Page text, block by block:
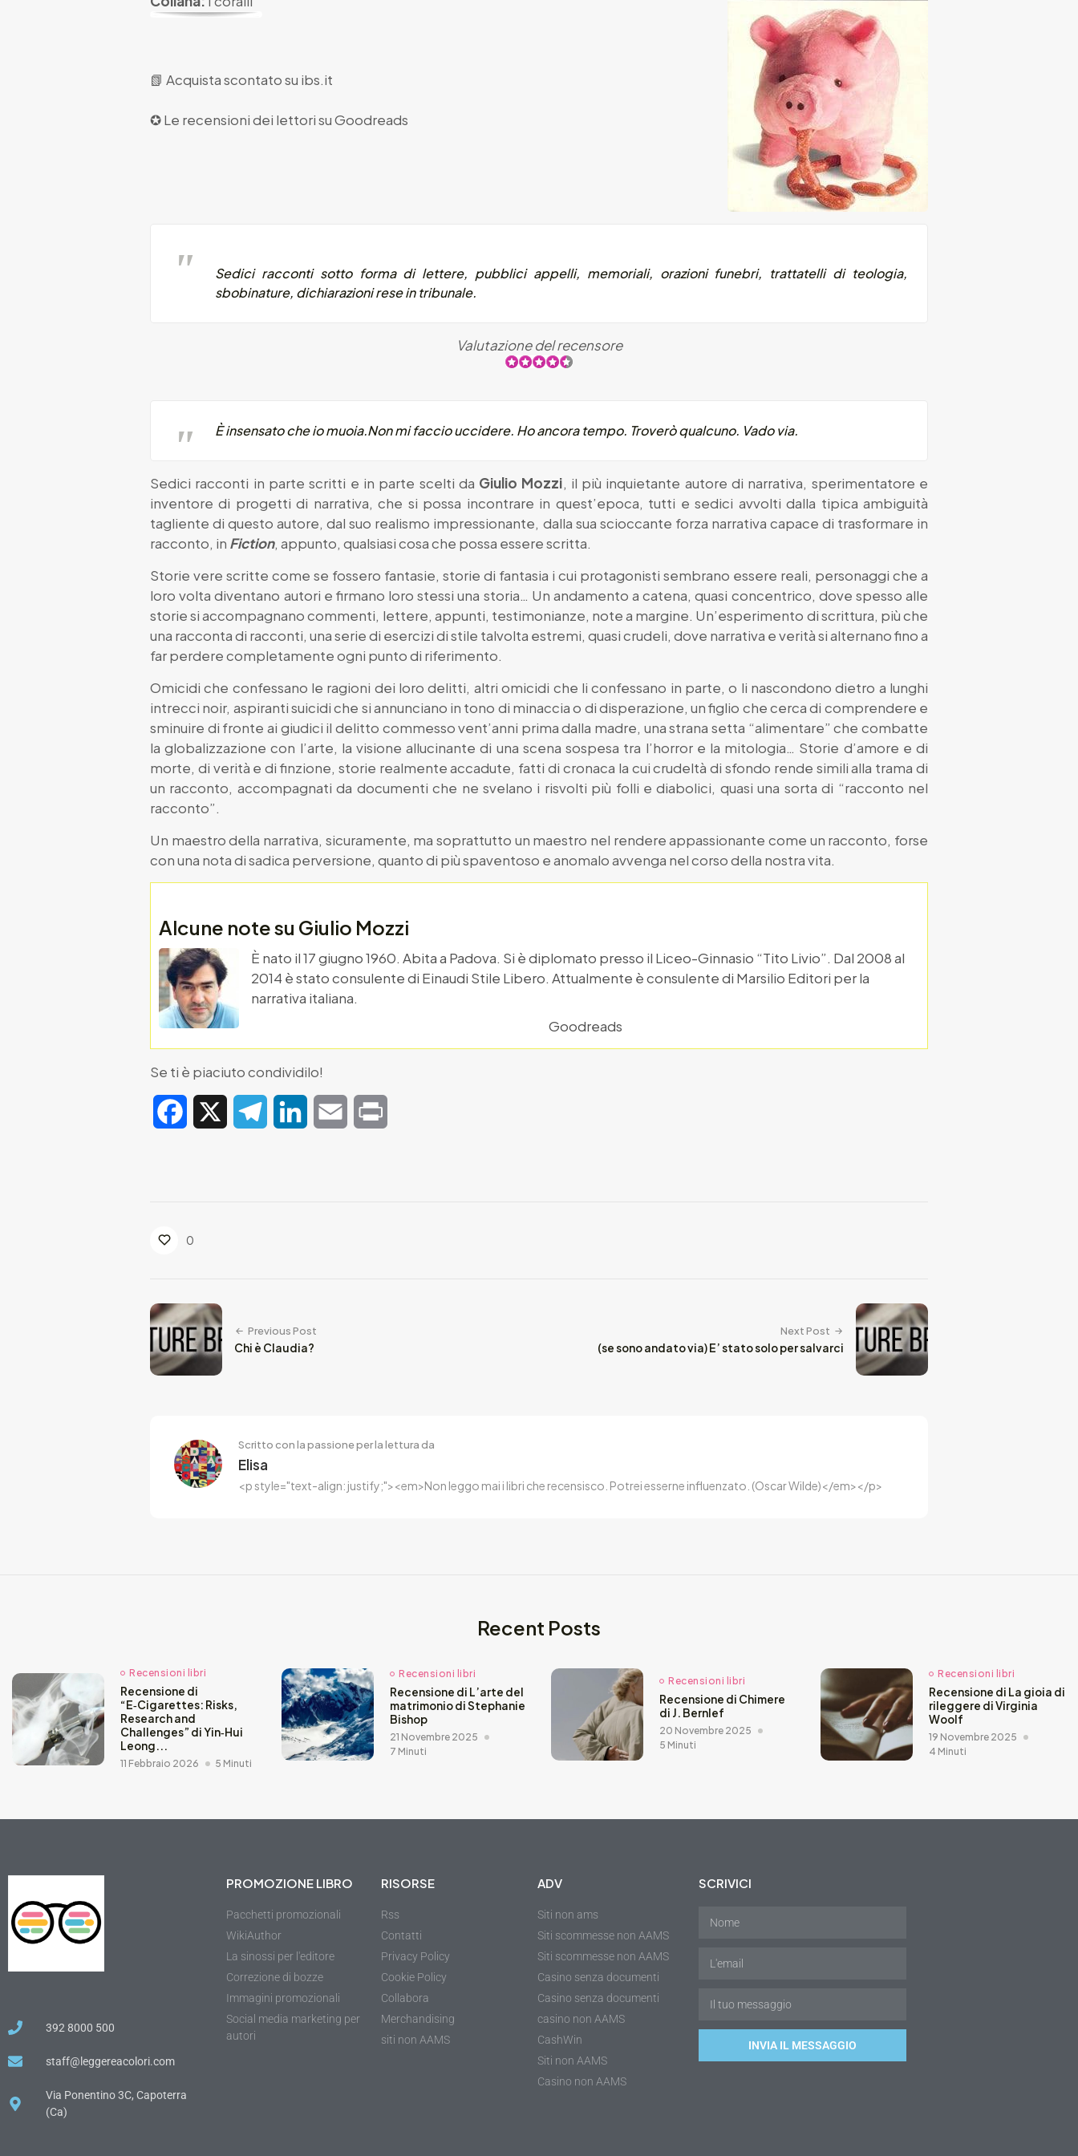
📗 Acquista scontato su ibs.it
✪ Le recensioni dei lettori suGoodreads
Sedici racconti sotto forma di lettere, pubblici appelli, memoriali, orazioni funebri, trattatelli di teologia,
sbobinature, dichiarazioni rese in tribunale.
Valutazione del recensore
È insensato che io muoia.Non mi faccio uccidere. Ho ancora tempo. Troverò qualcuno. Vado via.
Sedici racconti in parte scritti e in parte scelti da Giulio Mozzi, il più inquietante autore di narrativa, sperimentatore e
inventore di progetti di narrativa, che si possa incontrare in quest’epoca, tutti e sedici avvolti dalla tipica ambiguità
tagliente di questo autore, dal suo realismo impressionante, dalla sua scioccante forza narrativa capace di trasformare in
racconto, in Fiction, appunto, qualsiasi cosa che possa essere scritta.
Storie vere scritte come se fossero fantasie, storie di fantasia i cui protagonisti sembrano essere reali, personaggi che a
loro volta diventano autori e firmano loro stessi una storia… Un andamento a catena, quasi concentrico, dove spesso alle
storie si accompagnano commenti, lettere, appunti, testimonianze, note a margine. Un’esperimento di scrittura, più che
una racconta di racconti, una serie di esercizi di stile talvolta estremi, quasi crudeli, dove narrativa e verità si alternano fino a
far perdere completamente ogni punto di riferimento.
Omicidi che confessano le ragioni dei loro delitti, altri omicidi che li confessano in parte, o li nascondono dietro a lunghi
intrecci noir, aspiranti suicidi che si annunciano in tono di minaccia o di disperazione, un figlio che cerca di comprendere e
sminuire di fronte ai giudici il delitto commesso vent’anni prima dalla madre, una strana setta “alimentare” che combatte
la globalizzazione con l’arte, la visione allucinante di una scena sospesa tra l’horror e la mitologia… Storie d’amore e di
morte, di verità e di finzione, storie realmente accadute, fatti di cronaca la cui crudeltà di sfondo rende simili alla trama di
un racconto, accompagnati da documenti che ne svelano i risvolti più folli e diabolici, quasi una sorta di “racconto nel
racconto”.
Un maestro della narrativa, sicuramente, ma soprattutto un maestro nel rendere appassionante come un racconto, forse
con una nota di sadica perversione, quanto di più spaventoso e anomalo avvenga nel corso della nostra vita.
Alcune note su Giulio Mozzi
È nato il 17 giugno 1960. Abita a Padova. Si è diplomato presso il Liceo-Ginnasio “Tito Livio”. Dal 2008 al
2014 è stato consulente di Einaudi Stile Libero. Attualmente è consulente di Marsilio Editori per la
narrativa italiana.
Goodreads
Se ti è piaciuto condividilo!
Facebook TelegramLinkedIn Email
0
Previous Post
Chi è Claudia?
Next Post
(se sono andato via) E’ stato solo per salvarci
Scritto con la passione per la lettura da
Elisa
<p style="text-align: justify;"><em>Non leggo mai i libri che recensisco. Potrei esserne influenzato. (Oscar Wilde)</em></p>
Recent Posts
Recensioni libri
Recensione di
“E‑Cigarettes: Risks,
Research and
Challenges” di Yin‑Hui
Leong...
11 Febbraio 2026 5 Minuti
Recensioni libri
Recensione di L’arte del
matrimonio di Stephanie
Bishop
21 Novembre 2025
7 Minuti
Recensioni libri
Recensione di Chimere
di J. Bernlef
20 Novembre 2025
5 Minuti
Recensioni libri
Recensione di La gioia di
rileggere di Virginia
Woolf
19 Novembre 2025
4 Minuti
392 8000 500
staff@leggereacolori.com
Via Ponentino 3C, Capoterra
(Ca)
PROMOZIONE LIBRO
Pacchetti promozionali
WikiAuthor
La sinossi per l'editore
Correzione di bozze
Immagini promozionali
Social media marketing per
autori
RISORSE
Rss
Contatti
Privacy Policy
Cookie Policy
Collabora
Merchandising
siti non AAMS
ADV
Siti non ams
Siti scommesse non AAMS
Siti scommesse non AAMS
Casino senza documenti
Casino senza documenti
casino non AAMS
CashWin
Siti non AAMS
Casino non AAMS
SCRIVICI
INVIA IL MESSAGGIO